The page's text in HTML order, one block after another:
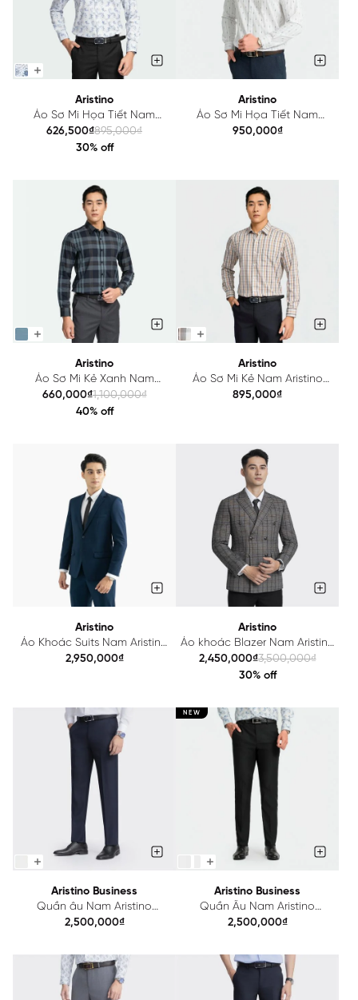
Aristino
Áo Sơ Mi Họa Tiết Nam
Aristino ALS1610Z
626,500₫895,000₫
30% off
Aristino
Áo Sơ Mi Họa Tiết Nam
Aristino Regular Fit ALS1630Z
950,000₫
Aristino
Áo Sơ Mi Kẻ Xanh Nam
Aristino ALS0480Z
660,000₫1,100,000₫
40% off
Aristino
Áo Sơ Mi Kẻ Nam Aristino
Bamboo ALS1680Z
895,000₫
Aristino
Áo Khoác Suits Nam Aristino
ASJ00203
2,950,000₫
Aristino
Áo khoác Blazer Nam Aristino
ABZ00203
2,450,000₫3,500,000₫
30% off
Aristino Business
Quần âu Nam Aristino
Business Wool lông cừu
2,500,000₫
NEW
Aristino Business
Quần Âu Nam Aristino
Business Regular Fit 1TR0220Z
2,500,000₫